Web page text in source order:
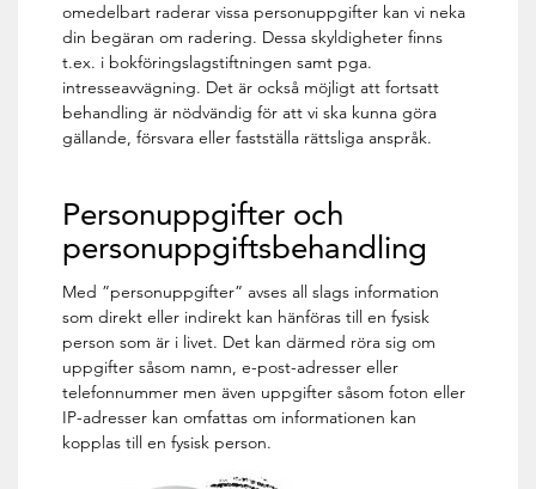
omedelbart raderar vissa personuppgifter kan vi neka
din begäran om radering. Dessa skyldigheter finns
t.ex. i bokföringslagstiftningen samt pga.
intresseavvägning. Det är också möjligt att fortsatt
behandling är nödvändig för att vi ska kunna göra
gällande, försvara eller fastställa rättsliga anspråk.
Personuppgifter och
personuppgiftsbehandling
Med ”personuppgifter” avses all slags information
som direkt eller indirekt kan hänföras till en fysisk
person som är i livet. Det kan därmed röra sig om
uppgifter såsom namn, e-post-adresser eller
telefonnummer men även uppgifter såsom foton eller
IP-adresser kan omfattas om informationen kan
kopplas till en fysisk person.